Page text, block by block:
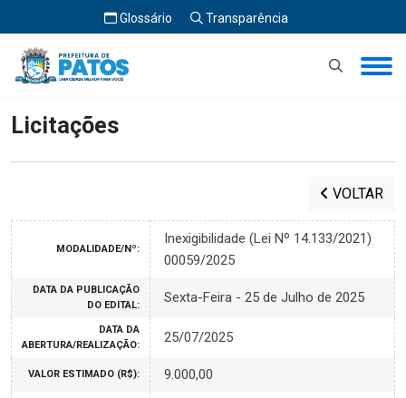
Glossário Transparência
Início Licitações
Licitações
VOLTAR
MODALIDADE/Nº:
Inexigibilidade (Lei Nº 14.133/2021)
00059/2025
DATA DA PUBLICAÇÃO
DO EDITAL:
Sexta-Feira - 25 de Julho de 2025
DATA DA
ABERTURA/REALIZAÇÃO:
25/07/2025
VALOR ESTIMADO (R$): 9.000,00